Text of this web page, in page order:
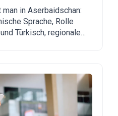
und
in Aserbaidschan:
Sprache, Rolle
Türkisch, regionale